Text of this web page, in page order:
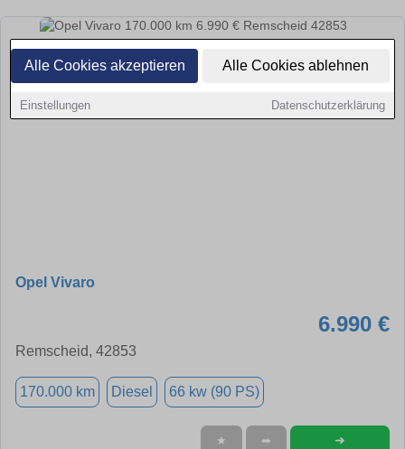
Alle Cookies akzeptieren Alle Cookies ablehnen
Einstellungen Datenschutzerklärung
Opel Vivaro
6.990 €
Remscheid, 42853
170.000 km Diesel 66 kw (90 PS)
★ ➦ ➜